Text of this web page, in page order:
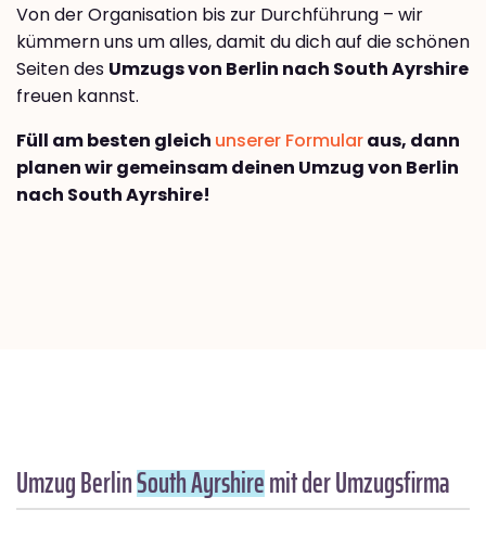
Von der Organisation bis zur Durchführung – wir
kümmern uns um alles, damit du dich auf die schönen
Seiten des Umzugs von Berlin nach South Ayrshire
freuen kannst.
Füll am besten gleich unserer Formularaus, dann
planen wir gemeinsam deinen Umzug von Berlin
nach South Ayrshire!
Umzug BerlinSouth Ayrshiremit der Umzugsfirma